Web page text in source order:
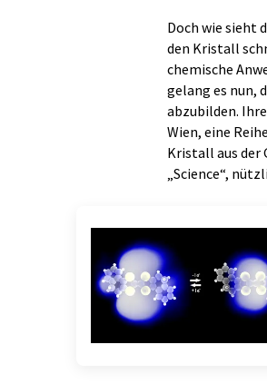
Doch wie sieht
den Kristall
chemische
gelang es nun,
abzubilden.
Wien, eine
Kristall aus der
„Science“,